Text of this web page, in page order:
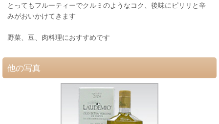
とってもフルーティーでクルミのようなコク、後味にピリリと辛
みがおいかけてきます
野菜、豆、肉料理におすすめです
他の写真